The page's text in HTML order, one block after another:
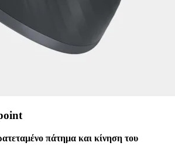
πάτημα και κίνηση του